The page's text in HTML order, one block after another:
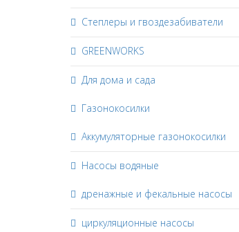
Степлеры и гвоздезабиватели
GREENWORKS
Для дома и сада
Газонокосилки
Аккумуляторные газонокосилки
Насосы водяные
дренажные и фекальные насосы
циркуляционные насосы